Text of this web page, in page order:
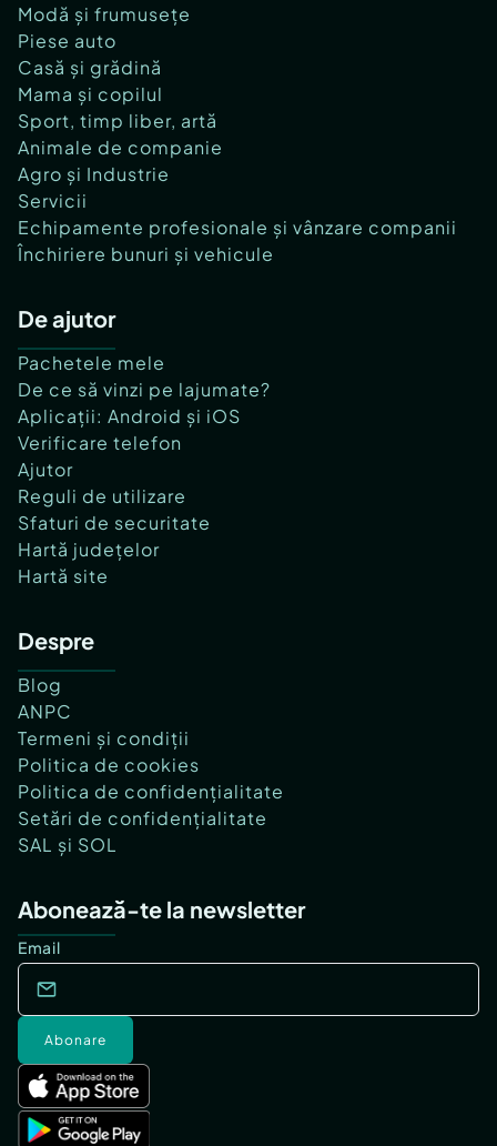
Modă și frumusețe
Piese auto
Casă și grădină
Mama și copilul
Sport, timp liber, artă
Animale de companie
Agro și Industrie
Servicii
Echipamente profesionale și vânzare companii
Închiriere bunuri și vehicule
De ajutor
Pachetele mele
De ce să vinzi pe lajumate?
Aplicații: Android și iOS
Verificare telefon
Ajutor
Reguli de utilizare
Sfaturi de securitate
Hartă județelor
Hartă site
Despre
Blog
ANPC
Termeni și condiții
Politica de cookies
Politica de confidențialitate
Setări de confidențialitate
SAL și SOL
Abonează-te la newsletter
Email
Abonare